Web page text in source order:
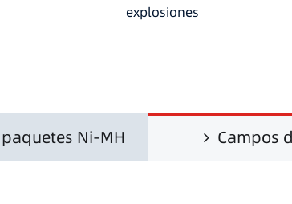
explosiones
Ni-MH Campos